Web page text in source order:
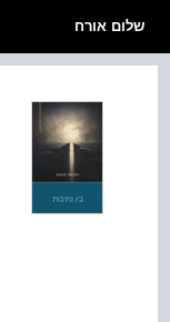
שלום אורח